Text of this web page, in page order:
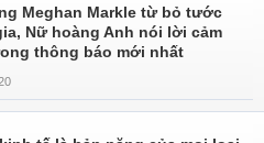
Meghan Markle từ bỏ tước
Nữ hoàng Anh nói lời cảm
thông báo mới nhất